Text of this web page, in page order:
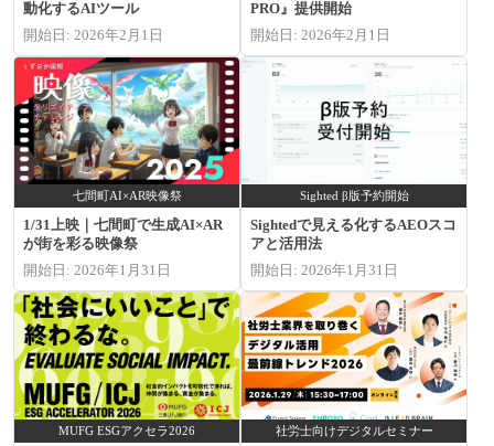
動化するAIツール
開始日: 2026年2月1日
PRO』提供開始
開始日: 2026年2月1日
七間町AI×AR映像祭
1/31上映｜七間町で生成AI×AR
が街を彩る映像祭
開始日: 2026年1月31日
Sighted β版予約開始
Sightedで見える化するAEOスコ
アと活用法
開始日: 2026年1月31日
MUFG ESGアクセラ2026 社労士向けデジタルセミナー